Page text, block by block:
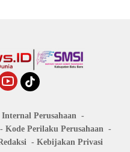
Perusahaan
Kode Perilaku Perusahaan
Kebijakan Privasi